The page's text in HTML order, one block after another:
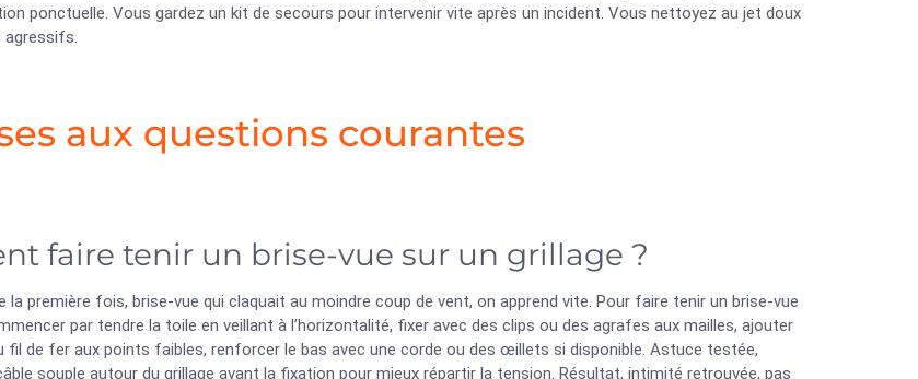
ponctuelle. Vous gardez un kit de secours pour intervenir vite après un incident. Vous nettoyez au jet doux
aux questions courantes
faire tenir un brise-vue sur un grillage ?
la première fois, brise-vue qui claquait au moindre coup de vent, on apprend vite. Pour faire tenir un brise-vue
par tendre la toile en veillant à l’horizontalité, fixer avec des clips ou des agrafes aux mailles, ajouter
fil de fer aux points faibles, renforcer le bas avec une corde ou des œillets si disponible. Astuce testée,
souple autour du grillage avant la fixation pour mieux répartir la tension. Résultat, intimité retrouvée, pas